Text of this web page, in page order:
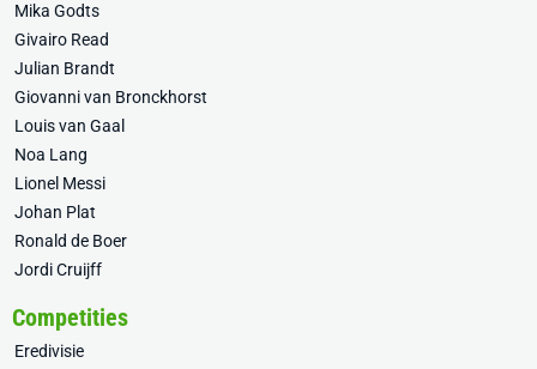
Mika Godts
Givairo Read
Julian Brandt
Giovanni van Bronckhorst
Louis van Gaal
Noa Lang
Lionel Messi
Johan Plat
Ronald de Boer
Jordi Cruijff
Competities
Eredivisie